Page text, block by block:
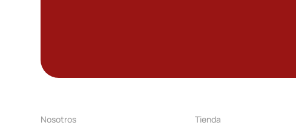
Nosotros Tienda